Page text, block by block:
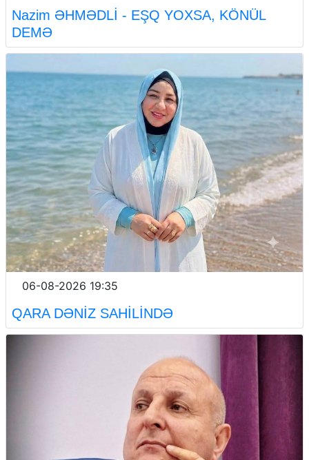
Nazim ƏHMƏDLİ - EŞQ YOXSA, KÖNÜL
DEMƏ
06-08-2026 19:35
QARA DƏNİZ SAHİLİNDƏ